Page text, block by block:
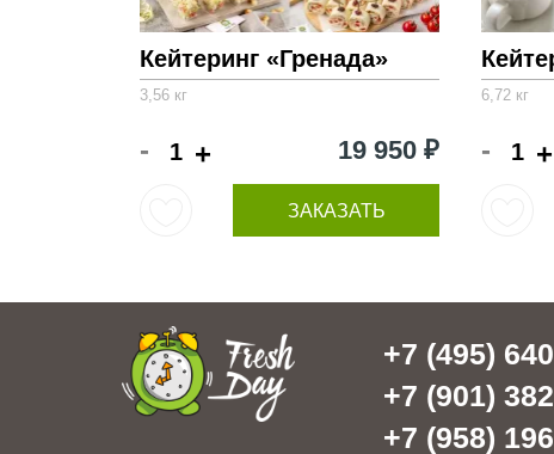
Кейтеринг «Гренада»
3,56 кг
- + 19 950 ₽
ЗАКАЗАТЬ
6,72 кг
- +
+7 (495)
+7 (901)
+7 (958)